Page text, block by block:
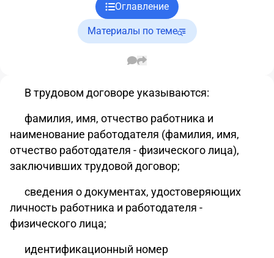
Оглавление
Материалы по теме
В трудовом договоре указываются:
фамилия, имя, отчество работника и
наименование работодателя (фамилия, имя,
отчество работодателя - физического лица),
заключивших трудовой договор;
сведения о документах, удостоверяющих
личность работника и работодателя -
физического лица;
идентификационный номер